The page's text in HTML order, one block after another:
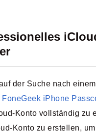
der Suche nach
FoneGeek iPhone
Konto vollständig zu
Konto zu erstellen,